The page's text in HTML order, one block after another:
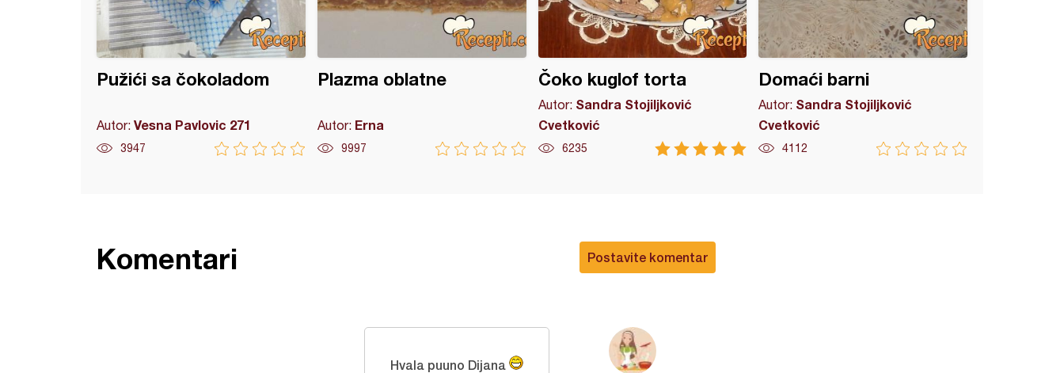
Pužići sa čokoladom
Autor: Vesna Pavlovic 271
3947
Plazma oblatne
Autor: Erna
9997
Čoko kuglof torta
Autor: Sandra Stojiljković
Cvetković
6235
Domaći barni
Autor: Sandra Stojiljković
Cvetković
4112
Postavite komentar
Komentari
Hvala puuno Dijana